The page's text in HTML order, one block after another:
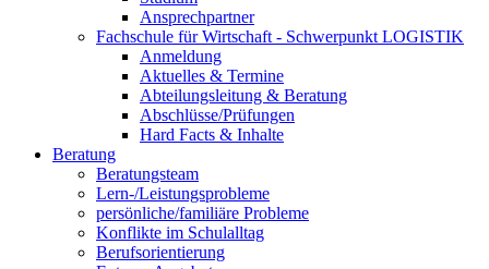
Ansprechpartner
Fachschule für Wirtschaft - Schwerpunkt LOGISTIK
Anmeldung
Aktuelles & Termine
Abteilungsleitung & Beratung
Abschlüsse/Prüfungen
Hard Facts & Inhalte
Beratung
Beratungsteam
Lern-/Leistungsprobleme
persönliche/familiäre Probleme
Konflikte im Schulalltag
Berufsorientierung